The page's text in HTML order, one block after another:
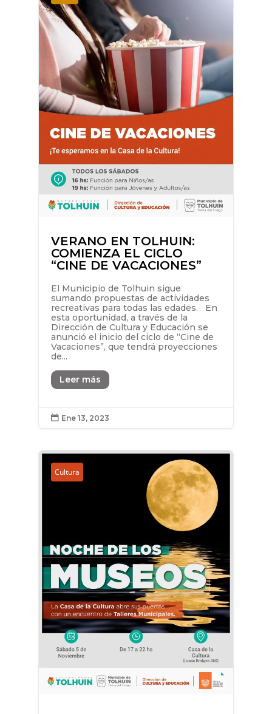
VERANO EN TOLHUIN:
COMIENZA EL CICLO
“CINE DE VACACIONES”
El Municipio de Tolhuin sigue
sumando propuestas de actividades
recreativas para todas las edades. En
esta oportunidad, a través de la
Dirección de Cultura y Educación se
anunció el inicio del ciclo de “Cine de
Vacaciones”, que tendrá proyecciones
de...
Leer más
 Ene 13, 2023
Cultura